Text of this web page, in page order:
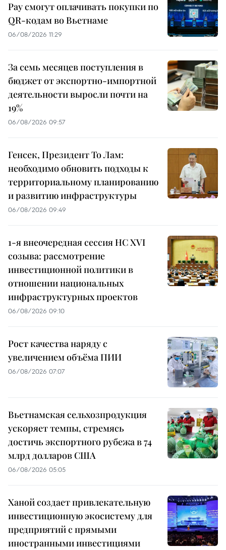
Pay смогут оплачивать покупки по
QR-кодам во Вьетнаме
06/08/2026 11:29
За семь месяцев поступления в
бюджет от экспортно-импортной
деятельности выросли почти на
19%
06/08/2026 09:57
Генсек, Президент То Лам:
необходимо обновить подходы к
территориальному планированию
и развитию инфраструктуры
06/08/2026 09:49
1-я внеочередная сессия НС XVI
созыва: рассмотрение
инвестиционной политики в
отношении национальных
инфраструктурных проектов
06/08/2026 09:10
Рост качества наряду с
увеличением объёма ПИИ
06/08/2026 07:07
Вьетнамская сельхозпродукция
ускоряет темпы, стремясь
достичь экспортного рубежа в 74
млрд долларов США
06/08/2026 05:05
Ханой создает привлекательную
инвестиционную экосистему для
предприятий с прямыми
иностранными инвестициями